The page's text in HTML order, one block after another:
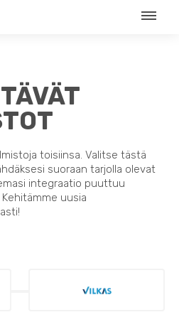
toisiinsa. Valitse tästä
suoraan tarjolla olevat
integraatio puuttuu
uusia